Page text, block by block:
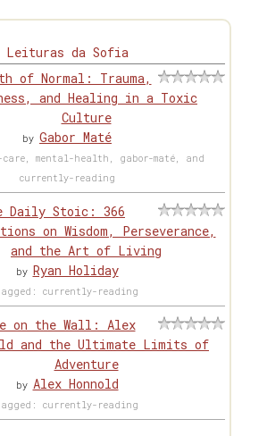
Leituras da Sofia
of Normal: Trauma,
and Healing in a Toxic
Culture
by Gabor Maté
mental-health, gabor-maté, and
currently-reading
Daily Stoic: 366
on Wisdom, Perseverance,
and the Art of Living
by Ryan Holiday
currently-reading
on the Wall: Alex
and the Ultimate Limits of
Adventure
by Alex Honnold
currently-reading